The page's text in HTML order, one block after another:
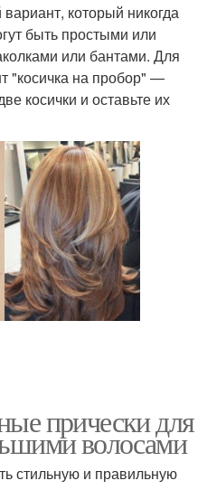
который никогда
быть простыми или
или бантами. Для
"косичка на пробор" —
косички и оставьте их
прически для
волосами
стильную и правильную